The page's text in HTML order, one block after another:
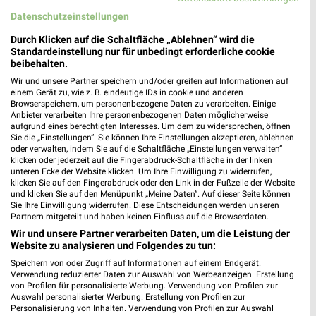
Jetzt alle "Grillen" Themen entdecken!
MEHR PROSPEKTE
Datenschutzeinstellungen
Durch Klicken auf die Schaltfläche „Ablehnen“ wird die
Standardeinstellung nur für unbedingt erforderliche cookie
beibehalten.
Wir und unsere Partner speichern und/oder greifen auf Informationen auf
einem Gerät zu, wie z. B. eindeutige IDs in cookie und anderen
Browserspeichern, um personenbezogene Daten zu verarbeiten. Einige
Anbieter verarbeiten Ihre personenbezogenen Daten möglicherweise
aufgrund eines berechtigten Interesses. Um dem zu widersprechen, öffnen
Sie die „Einstellungen“. Sie können Ihre Einstellungen akzeptieren, ablehnen
oder verwalten, indem Sie auf die Schaltfläche „Einstellungen verwalten“
klicken oder jederzeit auf die Fingerabdruck-Schaltfläche in der linken
unteren Ecke der Website klicken. Um Ihre Einwilligung zu widerrufen,
klicken Sie auf den Fingerabdruck oder den Link in der Fußzeile der Website
und klicken Sie auf den Menüpunkt „Meine Daten“. Auf dieser Seite können
Sie Ihre Einwilligung widerrufen. Diese Entscheidungen werden unseren
Partnern mitgeteilt und haben keinen Einfluss auf die Browserdaten.
Wir und unsere Partner verarbeiten Daten, um die Leistung der
Website zu analysieren und Folgendes zu tun:
Speichern von oder Zugriff auf Informationen auf einem Endgerät.
Verwendung reduzierter Daten zur Auswahl von Werbeanzeigen. Erstellung
von Profilen für personalisierte Werbung. Verwendung von Profilen zur
Auswahl personalisierter Werbung. Erstellung von Profilen zur
Personalisierung von Inhalten. Verwendung von Profilen zur Auswahl